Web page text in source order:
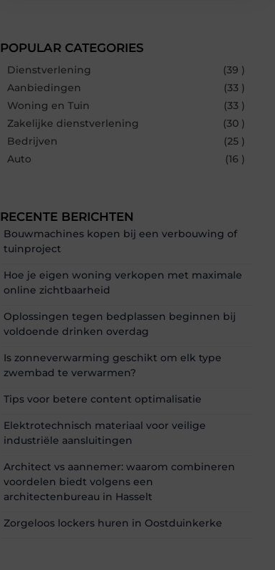
POPULAR CATEGORIES
Dienstverlening
(39 )
Aanbiedingen
(33 )
Woning en Tuin
(33 )
Zakelijke dienstverlening
(30 )
Bedrijven
(25 )
Auto
(16 )
RECENTE BERICHTEN
Bouwmachines kopen bij een verbouwing of
tuinproject
Hoe je eigen woning verkopen met maximale
online zichtbaarheid
Oplossingen tegen bedplassen beginnen bij
voldoende drinken overdag
Is zonneverwarming geschikt om elk type
zwembad te verwarmen?
Tips voor betere content optimalisatie
Elektrotechnisch materiaal voor veilige
industriële aansluitingen
Architect vs aannemer: waarom combineren
voordelen biedt volgens een
architectenbureau in Hasselt
Zorgeloos lockers huren in Oostduinkerke